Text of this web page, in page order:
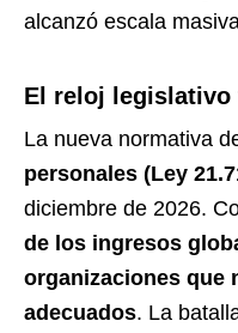
alcanzó escala
El reloj legislativo
La nueva normativa
personales (Ley
diciembre de 2026.
de los ingresos
organizaciones que
adecuados. La